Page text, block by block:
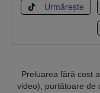
Urmărește
Preluarea fără cost
video), purtătoare de